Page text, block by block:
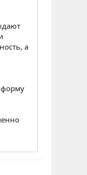
а
форму